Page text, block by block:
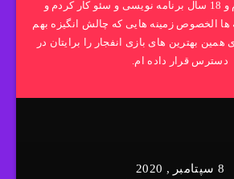
زبان انگلیسی دارم و 18 سال برنامه نویسی و سئو کار کردم و
الخصوص زمینه هایی که چالش انگیزه بهم
بهترین های بازی انفجار را برایتان در
دسترس قرار داده ام.
8 سپتامبر , 2020